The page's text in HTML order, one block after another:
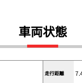
車両状態
走行距離